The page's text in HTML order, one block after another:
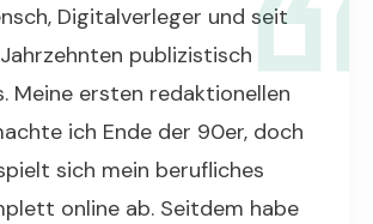
Digitalverleger und seit
publizistisch
Meine ersten redaktionellen
ich Ende der 90er, doch
sich mein berufliches
online ab. Seitdem habe